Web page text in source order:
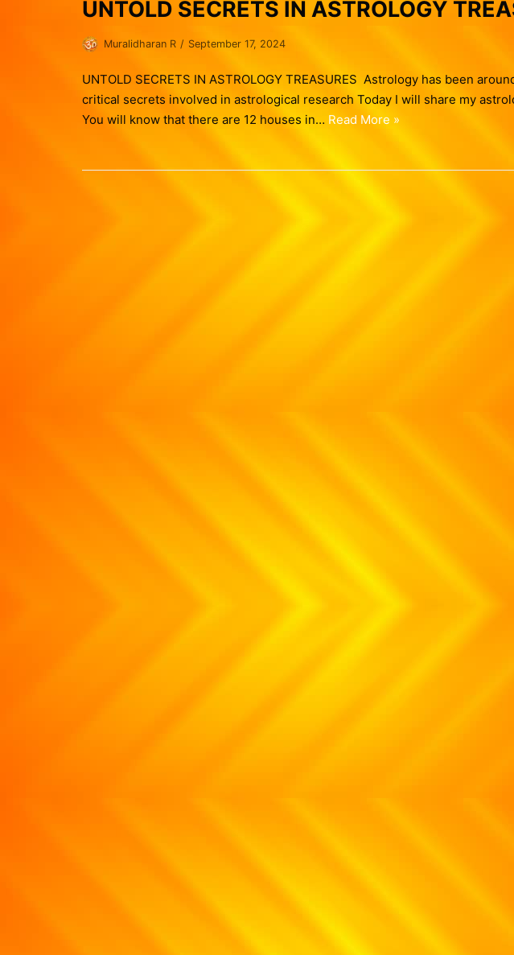
UNTOLD SECRETS IN ASTROLOGY
Muralidharan R September 17, 2024
UNTOLD SECRETS IN ASTROLOGY TREASURES Astrology has been
critical secrets involved in astrological research Today I will share my
You will know that there are 12 houses in… Read More »